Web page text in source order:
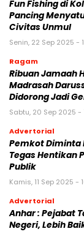
Fun Fishing di
Pancing
Civitas Unmul
Senin, 22 Sep 2025 -
Ragam
Ribuan Jamaah
Madrasah
Didorong Jadi
Sabtu, 20 Sep 2025 -
Advertorial
Pemkot Diminta
Tegas Hentikan
Publik
Kamis, 11 Sep 2025 -
Advertorial
Anhar : Pejabat
Negeri, Lebih